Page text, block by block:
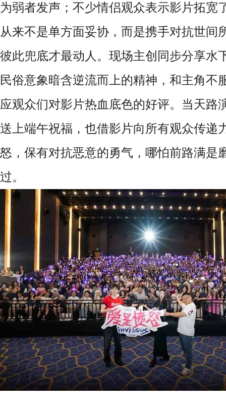
为弱者发声；不少情侣观众表示影片拓宽
从来不是单方面妥协，而是携手对抗世间
彼此兜底才最动人。现场主创同步分享水
民俗意象暗含逆流而上的精神，和主角不
应观众们对影片热血底色的好评。当天路
送上端午祝福，也借影片向所有观众传递
怒，保有对抗恶意的勇气，哪怕前路满是
过。